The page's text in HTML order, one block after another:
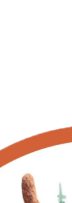
условия
семьи прямо